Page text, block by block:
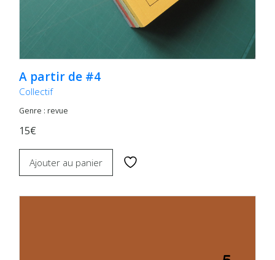
A partir de #4
Collectif
Genre : revue
15€
Ajouter au panier